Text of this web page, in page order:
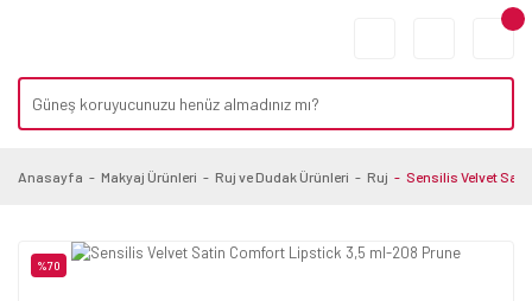
Anasayfa Makyaj Ürünleri Ruj ve Dudak Ürünleri Ruj Sensilis Velvet
%70